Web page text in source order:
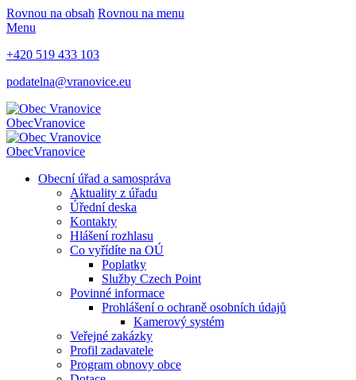
Rovnou na obsah Rovnou na menu
Menu
+420 519 433 103
podatelna@vranovice.eu
ObecVranovice
ObecVranovice
Obecní úřad a samospráva
Aktuality z úřadu
Úřední deska
Kontakty
Hlášení rozhlasu
Co vyřídíte na OÚ
Poplatky
Služby Czech Point
Povinné informace
Prohlášení o ochraně osobních údajů
Kamerový systém
Veřejné zakázky
Profil zadavatele
Program obnovy obce